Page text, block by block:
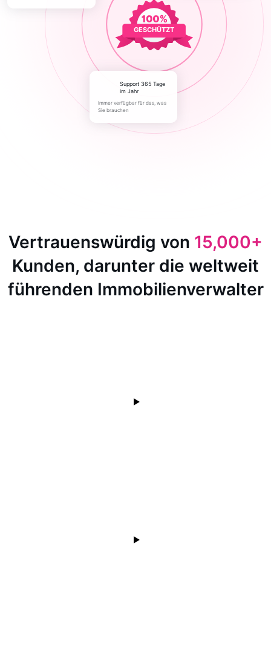
GESCHÜTZT
Support 365 Tage
im Jahr
Immer verfügbar für das, was
Sie brauchen
Vertrauenswürdig von 15,000+
Kunden, darunter die weltweit
führenden Immobilienverwalter